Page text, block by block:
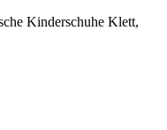
Kinderschuhe Klett,